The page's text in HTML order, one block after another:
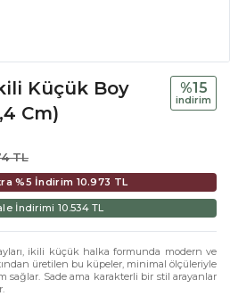
Küçük Boy
Cm)
TL
%15
i̇ndi̇ri̇m
%5 İndirim 10.973 TL
İndirimi 10.534 TL
ikili küçük halka formunda modern ve
üretilen bu küpeler, minimal ölçüleriyle
sağlar. Sade ama karakterli bir stil arayanlar